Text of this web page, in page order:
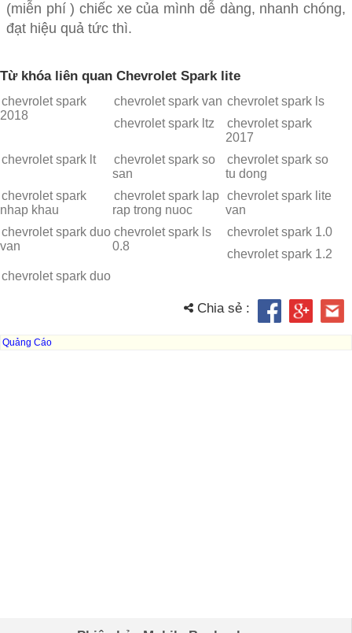
(miễn phí ) chiếc xe của mình dễ dàng, nhanh chóng,
đạt hiệu quả tức thì.
Từ khóa liên quan Chevrolet Spark lite
chevrolet spark
2018
chevrolet spark van chevrolet spark ls
chevrolet spark ltz
chevrolet spark
2017
chevrolet spark lt
chevrolet spark so
san
chevrolet spark so
tu dong
chevrolet spark
nhap khau
chevrolet spark lap
rap trong nuoc
chevrolet spark lite
van
chevrolet spark duo
van
chevrolet spark ls
0.8
chevrolet spark 1.0
chevrolet spark 1.2
chevrolet spark duo
Chia sẻ :
Quảng Cáo